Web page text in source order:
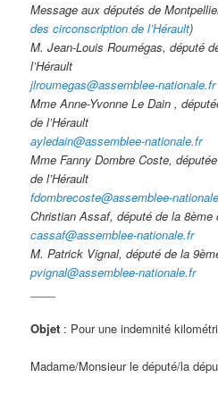
Message aux députés de
des circonscription de l’Hérault)
M. Jean-Louis Roumégas, député
l’Hérault
jlroumegas@assemblee-nationale.fr
Mme Anne-Yvonne Le Dain ,
de l’Hérault
ayledain@assemblee-nationale.fr
Mme Fanny Dombre Coste,
de l’Hérault
fdombrecoste@assemblee-
Christian Assaf, député de la 8ème
cassaf@assemblee-nationale.fr
M. Patrick Vignal, député de la
pvignal@assemblee-nationale.fr
Objet : Pour une indemnité
Madame/Monsieur le député/la